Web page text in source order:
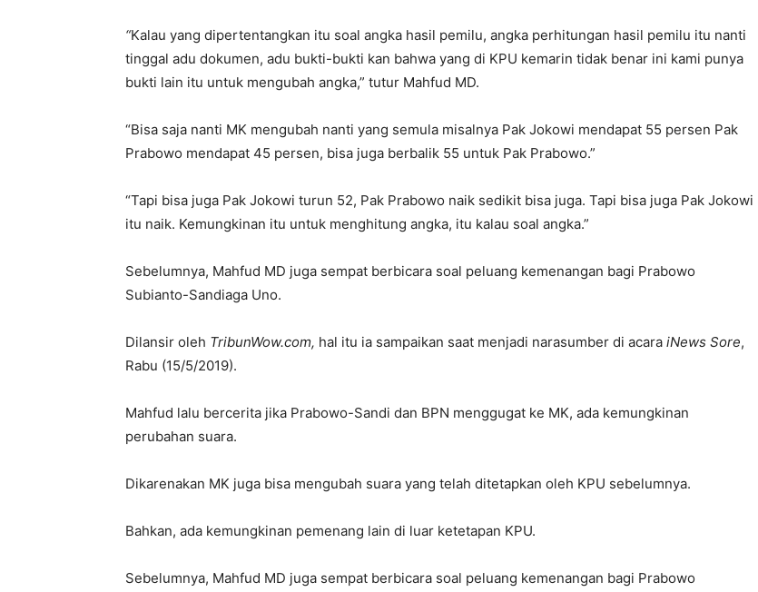
“Kalau yang dipertentangkan itu soal angka hasil pemilu, angka perhitungan hasil pemilu itu nanti
tinggal adu dokumen, adu bukti-bukti kan bahwa yang di KPU kemarin tidak benar ini kami punya
bukti lain itu untuk mengubah angka,” tutur Mahfud MD.
“Bisa saja nanti MK mengubah nanti yang semula misalnya Pak Jokowi mendapat 55 persen Pak
Prabowo mendapat 45 persen, bisa juga berbalik 55 untuk Pak Prabowo.”
“Tapi bisa juga Pak Jokowi turun 52, Pak Prabowo naik sedikit bisa juga. Tapi bisa juga Pak Jokowi
itu naik. Kemungkinan itu untuk menghitung angka, itu kalau soal angka.”
Sebelumnya, Mahfud MD juga sempat berbicara soal peluang kemenangan bagi Prabowo
Subianto-Sandiaga Uno.
Dilansir oleh TribunWow.com, hal itu ia sampaikan saat menjadi narasumber di acara iNews Sore,
Rabu (15/5/2019).
Mahfud lalu bercerita jika Prabowo-Sandi dan BPN menggugat ke MK, ada kemungkinan
perubahan suara.
Dikarenakan MK juga bisa mengubah suara yang telah ditetapkan oleh KPU sebelumnya.
Bahkan, ada kemungkinan pemenang lain di luar ketetapan KPU.
Sebelumnya, Mahfud MD juga sempat berbicara soal peluang kemenangan bagi Prabowo